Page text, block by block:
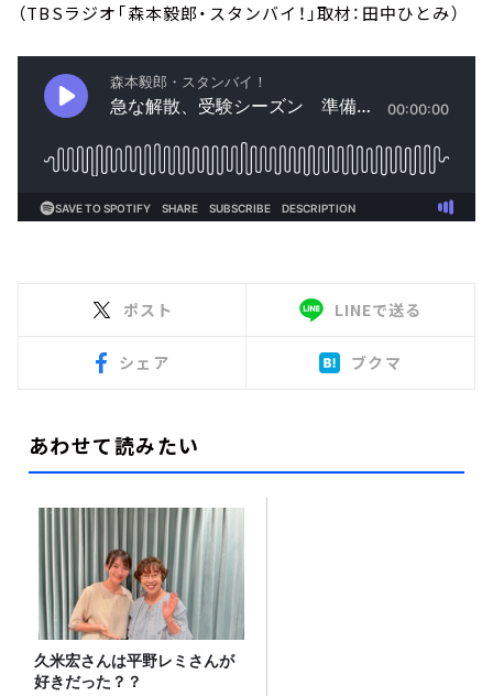
（TBSラジオ「森本毅郎・スタンバイ！」取材：田中ひとみ）
ポスト LINEで送る
シェア ブクマ
あわせて読みたい
久米宏さんは平野レミさんが
好きだった？？